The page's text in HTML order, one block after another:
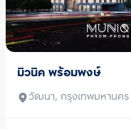
ขาย
มิวนิค พร้อมพงษ์
วัฒนา, กรุงเทพมหานคร